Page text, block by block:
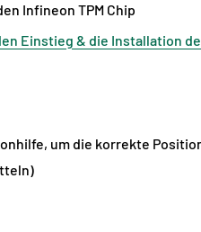
Infineon TPM Chip
Einstieg & die Installation
um die korrekte